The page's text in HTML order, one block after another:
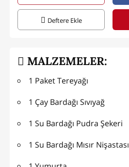
Deftere Ekle
MALZEMELER:
1 Paket Tereyağı
1 Çay Bardağı Sıvıyağ
1 Su Bardağı Pudra Şekeri
1 Su Bardağı Mısır Nişastası